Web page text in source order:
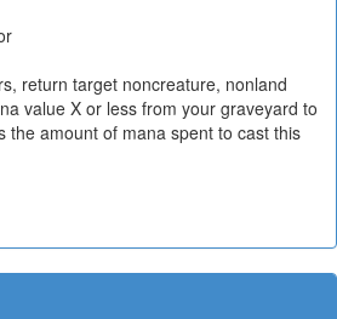
return target noncreature, nonland
value X or less from your graveyard to
the amount of mana spent to cast this